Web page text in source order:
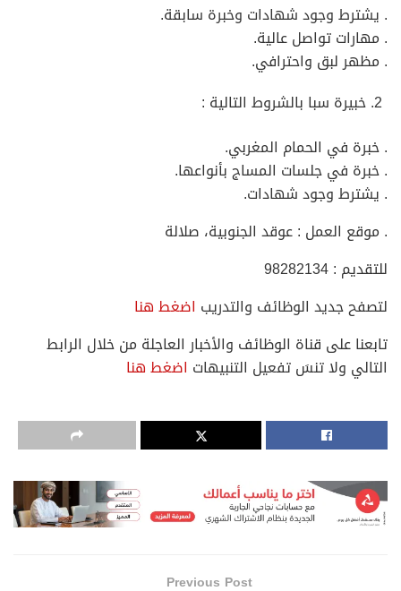
. يشترط وجود شهادات وخبرة سابقة.
. مهارات تواصل عالية.
. مظهر لبق واحترافي.
خبيرة سبا بالشروط التالية :
. خبرة في الحمام المغربي.
. خبرة في جلسات المساج بأنواعها.
. يشترط وجود شهادات.
. موقع العمل : عوقد الجنوبية، صلالة
للتقديم : 98282134
لتصفح جديد الوظائف والتدريب اضغط هنا
تابعنا على قناة الوظائف والأخبار العاجلة من خلال الرابط
التالي ولا تنسَ تفعيل التنبيهات اضغط هنا
Previous Post